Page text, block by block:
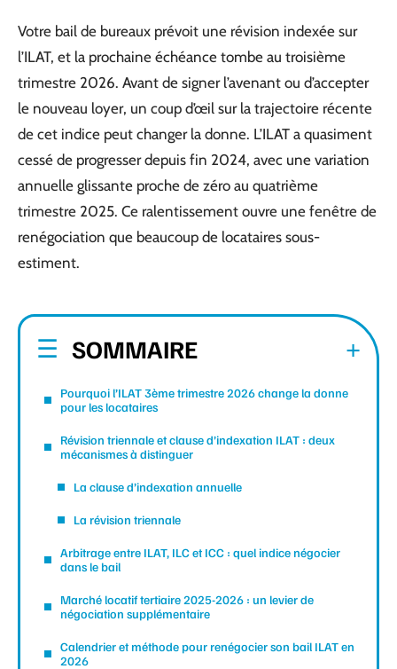
Votre bail de bureaux prévoit une révision indexée sur
l’ILAT, et la prochaine échéance tombe au troisième
trimestre 2026. Avant de signer l’avenant ou d’accepter
le nouveau loyer, un coup d’œil sur la trajectoire récente
de cet indice peut changer la donne. L’ILAT a quasiment
cessé de progresser depuis fin 2024, avec une variation
annuelle glissante proche de zéro au quatrième
trimestre 2025. Ce ralentissement ouvre une fenêtre de
renégociation que beaucoup de locataires sous-
estiment.
SOMMAIRE
Pourquoi l’ILAT 3ème trimestre 2026 change la donne
pour les locataires
Révision triennale et clause d’indexation ILAT : deux
mécanismes à distinguer
La clause d’indexation annuelle
La révision triennale
Arbitrage entre ILAT, ILC et ICC : quel indice négocier
dans le bail
Marché locatif tertiaire 2025-2026 : un levier de
négociation supplémentaire
Calendrier et méthode pour renégocier son bail ILAT en
2026